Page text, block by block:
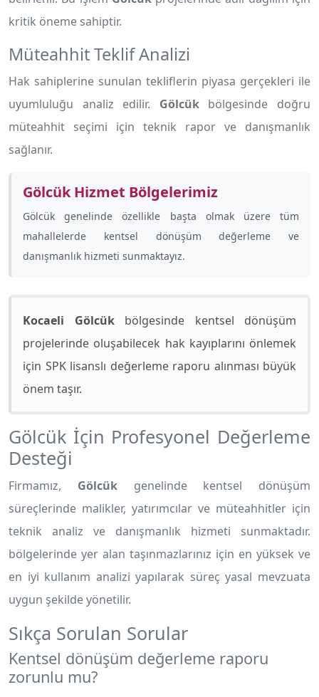
kritik öneme sahiptir.
Müteahhit Teklif Analizi
Hak sahiplerine sunulan tekliflerin piyasa gerçekleri ile
uyumluluğu analiz edilir. Gölcükbölgesinde doğru
müteahhit seçimi için teknik rapor ve danışmanlık
sağlanır.
Gölcük Hizmet Bölgelerimiz
Gölcük genelinde özellikle başta olmak üzere tüm
mahallelerde kentsel dönüşüm değerleme ve
danışmanlık hizmeti sunmaktayız.
Kocaeli Gölcükbölgesinde kentsel dönüşüm
projelerinde oluşabilecek hak kayıplarını önlemek
için SPK lisanslı değerleme raporu alınması büyük
önem taşır.
Gölcük İçin Profesyonel Değerleme
Desteği
Firmamız, Gölcükgenelinde kentsel dönüşüm
süreçlerinde malikler, yatırımcılar ve müteahhitler için
teknik analiz ve danışmanlık hizmeti sunmaktadır.
bölgelerinde yer alan taşınmazlarınız için en yüksek ve
en iyi kullanım analizi yapılarak süreç yasal mevzuata
uygun şekilde yönetilir.
Sıkça Sorulan Sorular
Kentsel dönüşüm değerleme raporu
zorunlu mu?